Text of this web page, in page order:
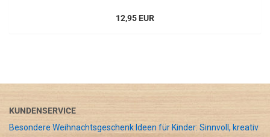
12,95 EUR
KUNDENSERVICE
Besondere Weihnachtsgeschenk Ideen für Kinder: Sinnvoll, kreativ